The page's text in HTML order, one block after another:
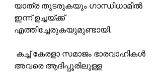
യാത്ര തുടരുകയും ഗാന്ധിധാമിൽ
ഇന്ന് ഉച്ചയ്ക്ക്
എത്തിച്ചേരുകയുമുണ്ടായി.
അവരെ ആദിപ്പൂരിലുള്ള